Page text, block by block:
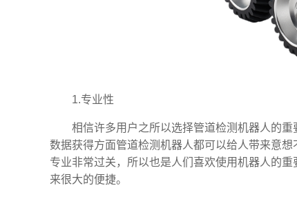
1.专业性
相信许多用户之所以选择管道检测机器人的
数据获得方面管道检测机器人都可以给人带来意
专业非常过关，所以也是人们喜欢使用机器人的
来很大的便捷。